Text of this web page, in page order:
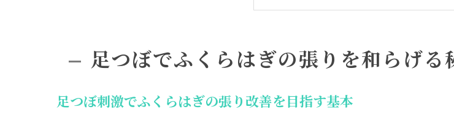
パンパンに張る原因を足つぼ
セルフ足つぼマッサージの注
整体によるふくらはぎケアの新常
整体でふくらはぎの硬さを和
足つぼでふくらはぎの張りを和らげる
足つぼ刺激でふくらはぎの張り改善を目指す基本